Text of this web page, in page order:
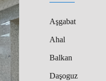
Aşgabat
Ahal
Balkan
Daşoguz